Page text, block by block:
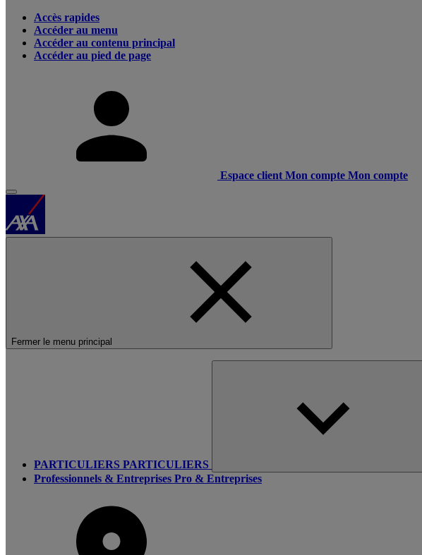
Accès rapides
Accéder au menu
Accéder au contenu principal
Accéder au pied de page
Espace client Mon compte Mon compte
Fermer le menu principal
PARTICULIERS PARTICULIERS
Professionnels & Entreprises Pro & Entreprises